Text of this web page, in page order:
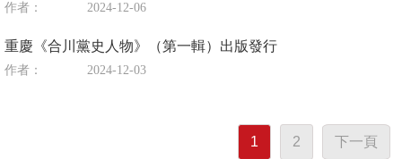
作者： 2024-12-06
重慶《合川黨史人物》（第一輯）出版發行
作者： 2024-12-03
1 2 下一頁